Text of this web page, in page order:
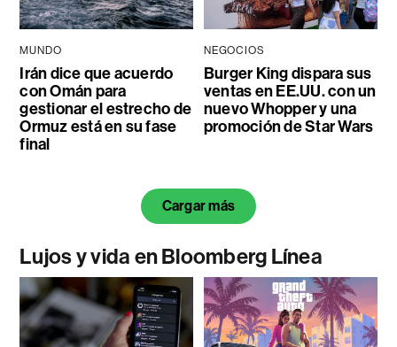
MUNDO
Irán dice que acuerdo
con Omán para
gestionar el estrecho de
Ormuz está en su fase
final
NEGOCIOS
Burger King dispara sus
ventas en EE.UU. con un
nuevo Whopper y una
promoción de Star Wars
Cargar más
Lujos y vida en Bloomberg Línea